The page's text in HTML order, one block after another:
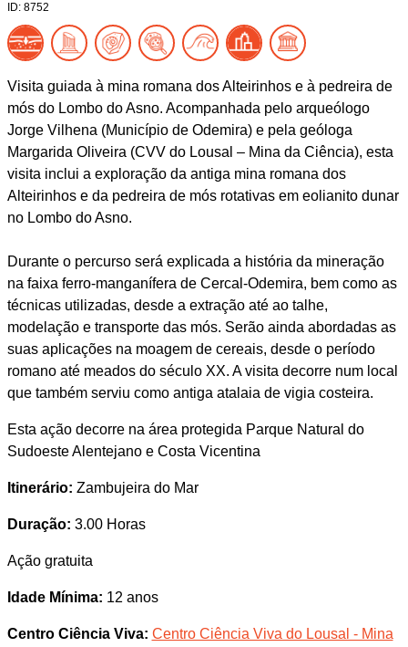
ID: 8752
Visita guiada à mina romana dos Alteirinhos e à pedreira de
mós do Lombo do Asno. Acompanhada pelo arqueólogo
Jorge Vilhena (Município de Odemira) e pela geóloga
Margarida Oliveira (CVV do Lousal – Mina da Ciência), esta
visita inclui a exploração da antiga mina romana dos
Alteirinhos e da pedreira de mós rotativas em eolianito dunar
no Lombo do Asno.
Durante o percurso será explicada a história da mineração
na faixa ferro-manganífera de Cercal-Odemira, bem como as
técnicas utilizadas, desde a extração até ao talhe,
modelação e transporte das mós. Serão ainda abordadas as
suas aplicações na moagem de cereais, desde o período
romano até meados do século XX. A visita decorre num local
que também serviu como antiga atalaia de vigia costeira.
Esta ação decorre na área protegida Parque Natural do
Sudoeste Alentejano e Costa Vicentina
Itinerário: Zambujeira do Mar
Duração: 3.00 Horas
Ação gratuita
Idade Mínima: 12 anos
Centro Ciência Viva: Centro Ciência Viva do Lousal - Mina